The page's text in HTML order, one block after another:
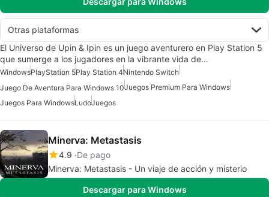
Otras plataformas
El Universo de Upin & Ipin es un juego aventurero en Play Station 5
que sumerge a los jugadores en la vibrante vida de…
WindowsPlayStation 5Play Station 4Nintendo Switch
Juego De Aventura Para Windows 10Juegos Premium Para Windows
Juegos Para WindowsLudoJuegos
Minerva: Metastasis
4.9 De pago
Minerva: Metastasis - Un viaje de acción y misterio
Descargar para Windows